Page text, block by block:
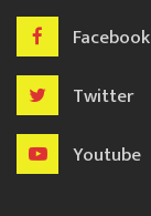
Facebook
Twitter
Youtube